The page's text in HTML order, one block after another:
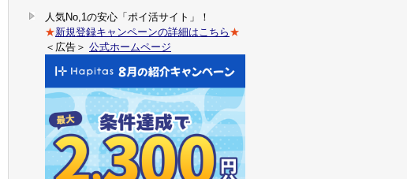
人気No,1の安心「ポイ活サイト」！
★新規登録キャンペーンの詳細はこちら ★
＜広告＞ 公式ホームページ